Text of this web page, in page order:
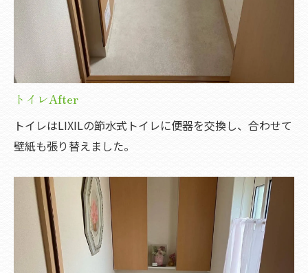
トイレAfter
トイレはLIXILの節水式トイレに便器を交換し、合わせて
壁紙も張り替えました。